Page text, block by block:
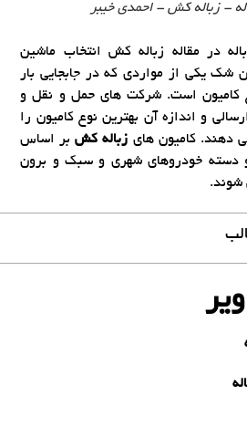
- زباله کش - احمدی خیبر
در مقاله زباله کش انتخاب ماشین
شک یکی از مواردی که در جابجایی بار
کامیون است. شرکت های حمل و نقل و
و اندازه آن بهترین نوع کامیون را
دهند. کامیون های زباله کشبر اساس
دسته خودروهای شهری و سبک و برون
شوند.